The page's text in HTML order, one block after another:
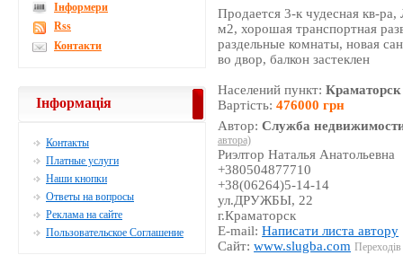
Продается 3-к чудесная кв-
м2, хорошая транспортная
раздельные комнаты, новая
во двор, балкон застеклен
Населений пункт:Краматорск
Вартість:476000 грн
Автор:Служба
автора)
Риэлтор Наталья Анатольевна
+380504877710
+38(06264)5-14-14
ул.ДРУЖБЫ, 22
г.Краматорск
E-mail:Написати листа автору
Сайт:www.slugba.com
Інформери
Rss
Контакти
Інформація
Контакты
Платные услуги
Наши кнопки
Ответы на вопросы
Реклама на сайте
Пользовательское Соглашение